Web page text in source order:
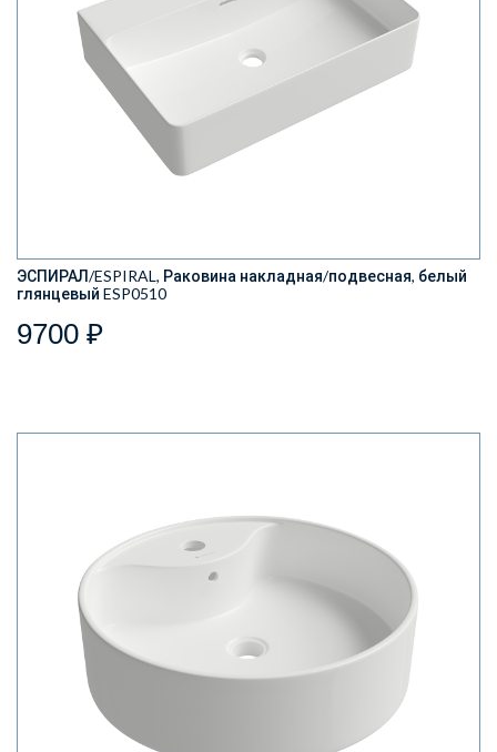
ЭСПИРАЛ/ESPIRAL, Раковина накладная/подвесная, белый
глянцевый ESP0510
9700 ₽